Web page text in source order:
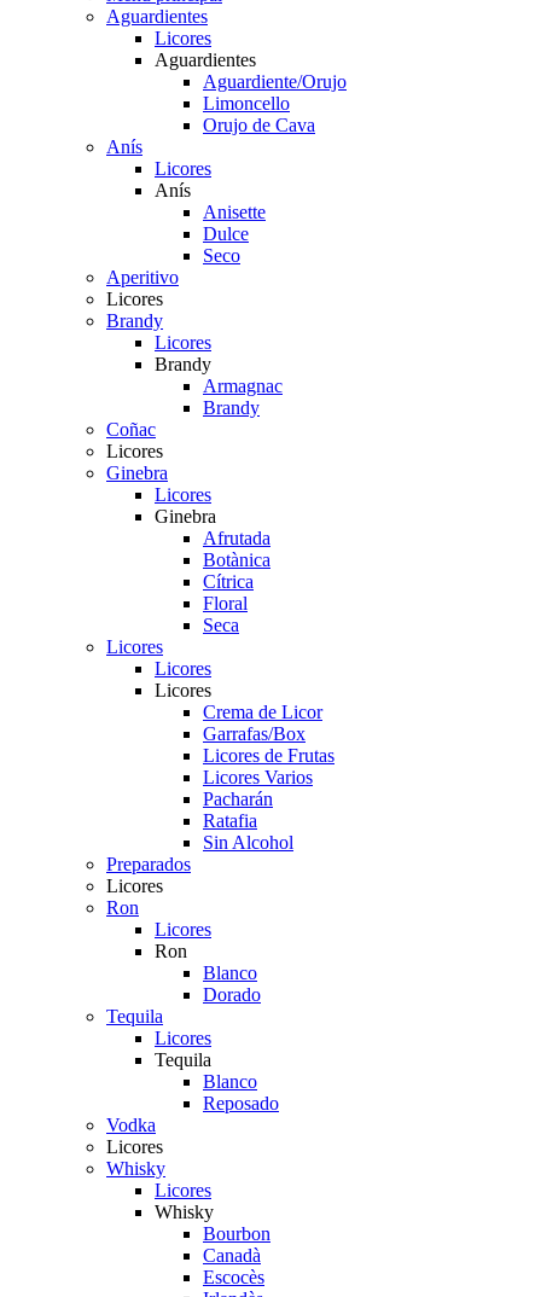
Aguardientes
Licores
Aguardientes
Aguardiente/Orujo
Limoncello
Orujo de Cava
Anís
Licores
Anís
Anisette
Dulce
Seco
Aperitivo
Licores
Brandy
Licores
Brandy
Armagnac
Brandy
Coñac
Licores
Ginebra
Licores
Ginebra
Afrutada
Botànica
Cítrica
Floral
Seca
Licores
Licores
Licores
Crema de Licor
Garrafas/Box
Licores de Frutas
Licores Varios
Pacharán
Ratafia
Sin Alcohol
Preparados
Licores
Ron
Licores
Ron
Blanco
Dorado
Tequila
Licores
Tequila
Blanco
Reposado
Vodka
Licores
Whisky
Licores
Whisky
Bourbon
Canadà
Escocès